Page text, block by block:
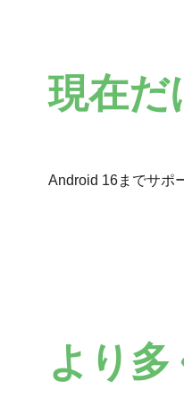
現在だ
Android 16までサポ
より